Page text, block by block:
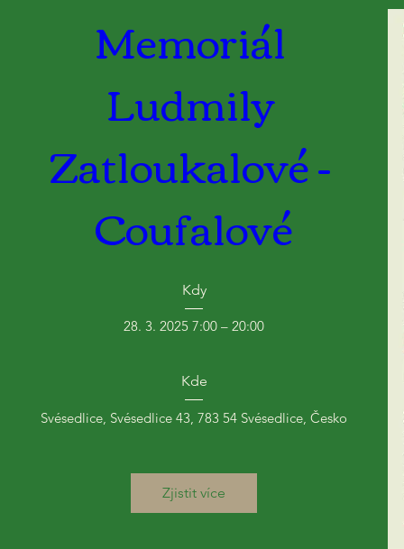
Memoriál
Ludmily
Zatloukalové -
Coufalové
Kdy
28. 3. 2025 7:00 – 20:00
Kde
Svésedlice Svésedlice 43, 783 54 Svésedlice, Česko
Zjistit více